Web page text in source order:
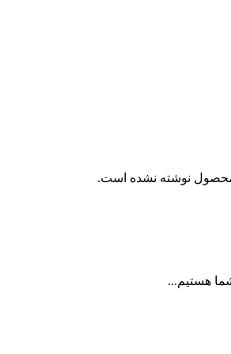
محصول نوشته نشده است.
هستیم...